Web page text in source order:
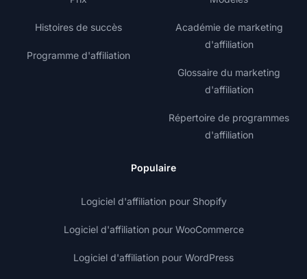
Histoires de succès
Programme d'affiliation
Académie de marketing
d'affiliation
Glossaire du marketing
d'affiliation
Répertoire de programmes
d'affiliation
Populaire
Logiciel d'affiliation pour Shopify
Logiciel d'affiliation pour WooCommerce
Logiciel d'affiliation pour WordPress